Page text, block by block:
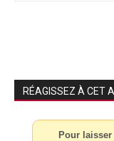
RÉAGISSEZ À CET
Pour